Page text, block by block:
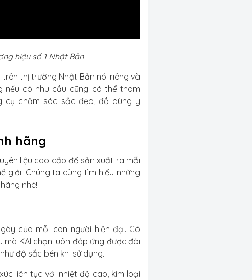
hiệu số 1 Nhật Bản
thị trường Nhật Bản nói riêng và
nếu có nhu cầu cũng có thể tham
cụ chăm sóc sắc đẹp, đồ dùng y
hãng
liệu cao cấp để sản xuất ra mỗi
giới. Chúng ta cùng tìm hiểu những
nhé!
của mỗi con người hiện đại. Có
KAI chọn luôn đáp ứng được đòi
độ sắc bén khi sử dụng.
liên tục với nhiệt độ cao, kim loại